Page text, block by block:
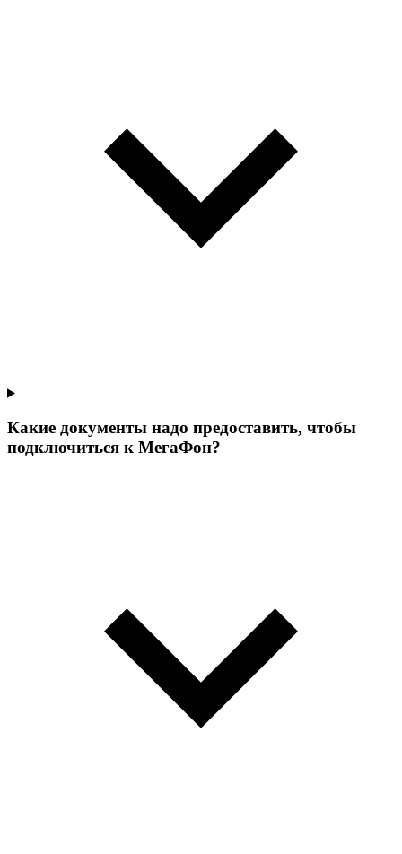
Какие документы надо предоставить, чтобы
подключиться к МегаФон?